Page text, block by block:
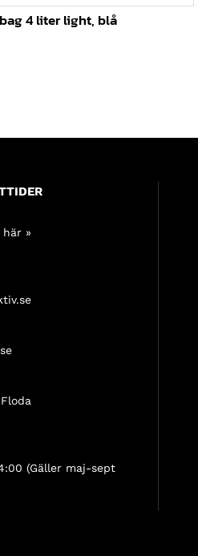
4 liter light, blå
»
(Gäller maj-sept